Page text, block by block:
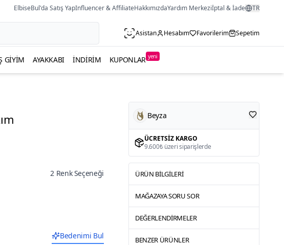
ElbiseBul'da Satış YapInfluencer & AffiliateHakkımızdaYardım Merkeziİptal & İade TR
Asistan Hesabım Favorilerim Sepetim
GIYIM AYAKKABI İNDIRIM KUPONLAR yeni
2 Renk Seçeneği
Bedenimi Bul
Beyza
ÜCRETSIZ KARGO
9.600₺ üzeri siparişlerde
ÜRÜN BILGILERI
MAĞAZAYA SORU SOR
DEĞERLENDIRMELER
BENZER ÜRÜNLER